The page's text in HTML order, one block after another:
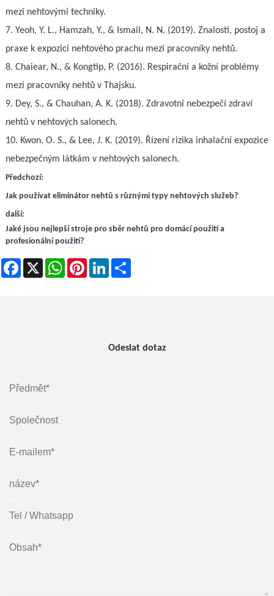
mezi nehtovými techniky.
7. Yeoh, Y. L., Hamzah, Y., & Ismail, N. N. (2019). Znalosti, postoj a
praxe k expozici nehtového prachu mezi pracovníky nehtů.
8. Chaiear, N., & Kongtip, P. (2016). Respirační a kožní problémy
mezi pracovníky nehtů v Thajsku.
9. Dey, S., & Chauhan, A. K. (2018). Zdravotní nebezpečí zdraví
nehtů v nehtových salonech.
10. Kwon, O. S., & Lee, J. K. (2019). Řízení rizika inhalační expozice
nebezpečným látkám v nehtových salonech.
Předchozí:
Jak používat eliminátor nehtů s různými typy nehtových služeb?
další:
Jaké jsou nejlepší stroje pro sběr nehtů pro domácí použití a
profesionální použití?
Facebook
X WhatsAppPinterestLinkedIn
Odeslat dotaz